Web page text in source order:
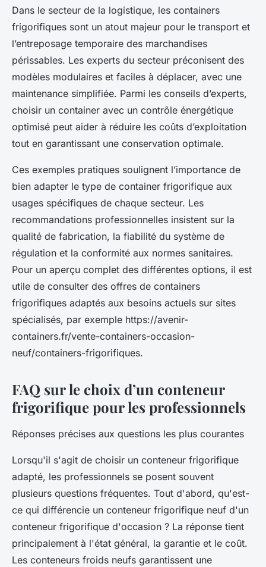
Dans le secteur de la logistique, les containers
frigorifiques sont un atout majeur pour le transport et
l’entreposage temporaire des marchandises
périssables. Les experts du secteur préconisent des
modèles modulaires et faciles à déplacer, avec une
maintenance simplifiée. Parmi les conseils d’experts,
choisir un container avec un contrôle énergétique
optimisé peut aider à réduire les coûts d’exploitation
tout en garantissant une conservation optimale.
Ces exemples pratiques soulignent l’importance de
bien adapter le type de container frigorifique aux
usages spécifiques de chaque secteur. Les
recommandations professionnelles insistent sur la
qualité de fabrication, la fiabilité du système de
régulation et la conformité aux normes sanitaires.
Pour un aperçu complet des différentes options, il est
utile de consulter des offres de containers
frigorifiques adaptés aux besoins actuels sur sites
spécialisés, par exemple https://avenir-
containers.fr/vente-containers-occasion-
neuf/containers-frigorifiques.
FAQ sur le choix d’un conteneur
frigorifique pour les professionnels
Réponses précises aux questions les plus courantes
Lorsqu'il s'agit de choisir un conteneur frigorifique
adapté, les professionnels se posent souvent
plusieurs questions fréquentes. Tout d'abord, qu'est-
ce qui différencie un conteneur frigorifique neuf d'un
conteneur frigorifique d'occasion ? La réponse tient
principalement à l'état général, la garantie et le coût.
Les conteneurs froids neufs garantissent une